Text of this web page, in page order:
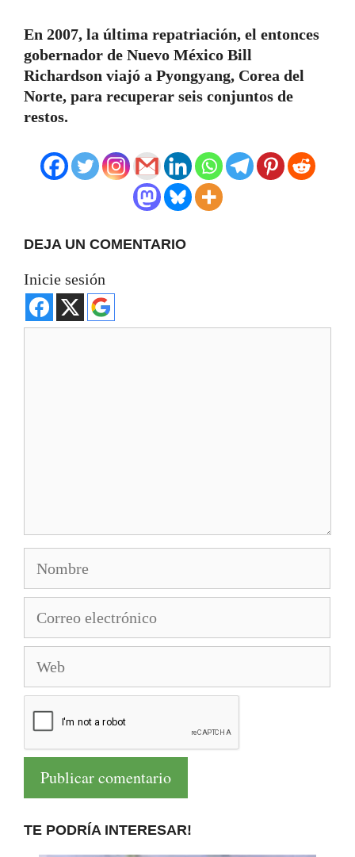
En 2007, la última repatriación, el entonces
gobernador de Nuevo México Bill
Richardson viajó a Pyongyang, Corea del
Norte, para recuperar seis conjuntos de
restos.
DEJA UN COMENTARIO
Inicie sesión
electrónico
TE PODRÍA INTERESAR!